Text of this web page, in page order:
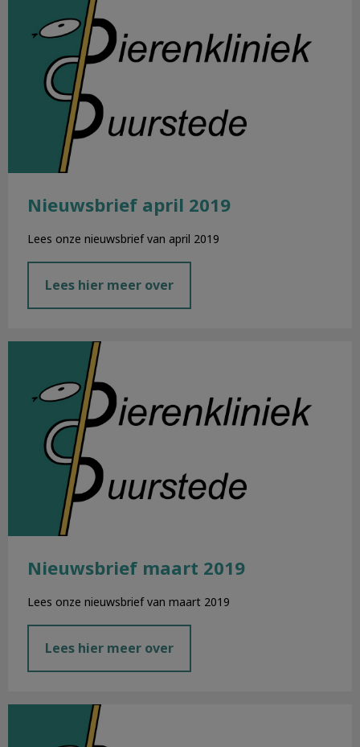
Nieuwsbrief april 2019
Lees onze nieuwsbrief van april 2019
Lees hier meer over
Nieuwsbrief maart 2019
Nieuwsbrief maart 2019
Lees onze nieuwsbrief van maart 2019
Lees hier meer over
Nieuwsbrief februari 2019